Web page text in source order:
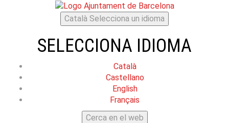
Català Selecciona un idioma
SELECCIONA IDIOMA
Català
Castellano
English
Français
Cerca en el web